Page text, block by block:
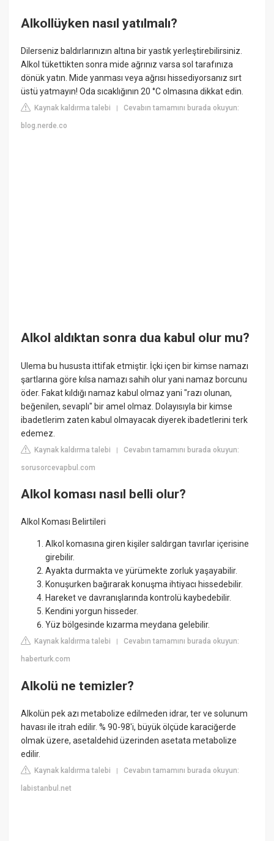
Alkollüyken nasıl yatılmalı?
Dilerseniz baldırlarınızın altına bir yastık yerleştirebilirsiniz.
Alkol tükettikten sonra mide ağrınız varsa sol tarafınıza
dönük yatın. Mide yanması veya ağrısı hissediyorsanız sırt
üstü yatmayın! Oda sıcaklığının 20 °С olmasına dikkat edin.
Kaynak kaldırma talebi |Cevabın tamamını burada okuyun:
blog.nerde.co
Alkol aldıktan sonra dua kabul olur mu?
Ulema bu hususta ittifak etmiştir. İçki içen bir kimse namazı
şartlarına göre kılsa namazı sahih olur yani namaz borcunu
öder. Fakat kıldığı namaz kabul olmaz yani "razı olunan,
beğenilen, sevaplı" bir amel olmaz. Dolayısıyla bir kimse
ibadetlerim zaten kabul olmayacak diyerek ibadetlerini terk
edemez.
Kaynak kaldırma talebi |Cevabın tamamını burada okuyun:
sorusorcevapbul.com
Alkol koması nasıl belli olur?
Alkol Koması Belirtileri
Alkol komasına giren kişiler saldırgan tavırlar içerisine
girebilir.
Ayakta durmakta ve yürümekte zorluk yaşayabilir.
Konuşurken bağırarak konuşma ihtiyacı hissedebilir.
Hareket ve davranışlarında kontrolü kaybedebilir.
Kendini yorgun hisseder.
Yüz bölgesinde kızarma meydana gelebilir.
Kaynak kaldırma talebi |Cevabın tamamını burada okuyun:
haberturk.com
Alkolü ne temizler?
Alkolün pek azı metabolize edilmeden idrar, ter ve solunum
havası ile itrah edilir. % 90-98'i, büyük ölçüde karaciğerde
olmak üzere, asetaldehid üzerinden asetata metabolize
edilir.
Kaynak kaldırma talebi |Cevabın tamamını burada okuyun:
labistanbul.net